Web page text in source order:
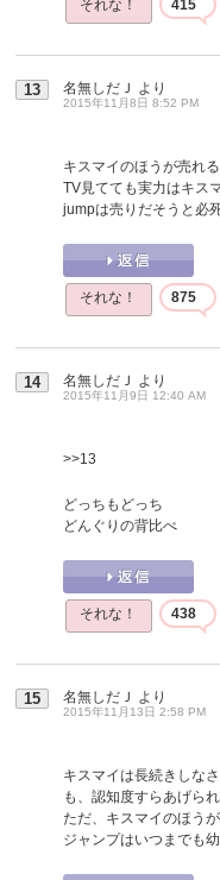
それな！ 415
13 名無しだＪ より
2015年11月8日 8:52 PM
キスマイのほうが売れる
TV見てても実力はキス
jumpは売りだそうと必
それな！ 875
14 名無しだＪ より
2015年11月9日 12:40 AM
>>13
どっちもどっち
どんぐりの背比べ
それな！ 438
15 名無しだＪ より
2015年11月13日 2:58 PM
キスマイは長続きしな
も、認知度すらあげら
ただ、キスマイのほう
ジャンプはいつまでも